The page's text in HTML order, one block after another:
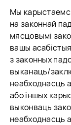
Мы
на законнай
мясцовымі
вашы
з законных
выканаць/
неабходнасць
або іншых
выконваць
неабходнасць